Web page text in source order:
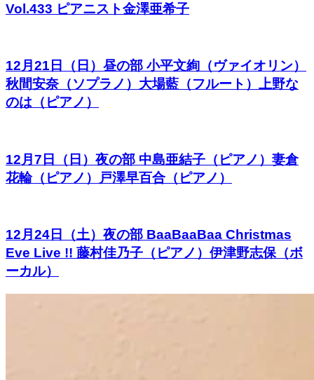
Vol.433 ピアニスト金澤亜希子
12月21日（日）昼の部 小平文絢（ヴァイオリン）
秋間安奈（ソプラノ）大場藍（フルート）上野な
のは（ピアノ）
12月7日（日）夜の部 中島亜結子（ピアノ）妻倉
花輪（ピアノ）戸澤早百合（ピアノ）
12月24日（土）夜の部 BaaBaaBaa Christmas
Eve Live !! 藤村佳乃子（ピアノ）伊津野志保（ボ
ーカル）